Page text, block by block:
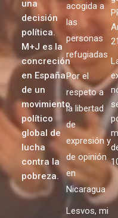
una
decisión
política.
M+J es la
concreción
en España
de un
movimiento
político
global de
lucha
contra la
pobreza.
acogida a
las
personas
refugiadas
Por el
respeto a
la libertad
de
expresión y
de opinión
en
Nicaragua
Lesvos, mi